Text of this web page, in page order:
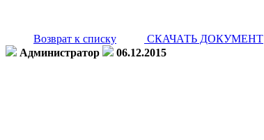
Возврат к списку
СКАЧАТЬ ДОКУМЕНТ
Администратор
06.12.2015